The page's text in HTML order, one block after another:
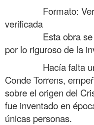
Formato:
verificada
Esta obra
por lo riguroso de la
Hacía falta
Conde Torrens,
sobre el origen del
fue inventado en
únicas personas.